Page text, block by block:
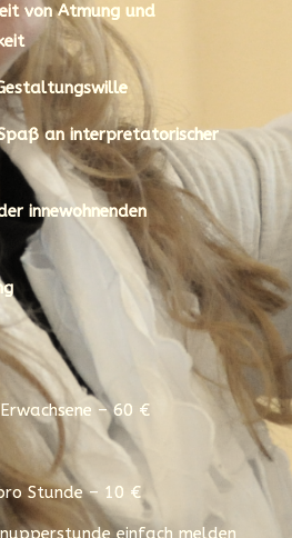
von Atmung und
an interpretatorischer
innewohnenden
– 60 €
Stunde – 10 €
einfach melden